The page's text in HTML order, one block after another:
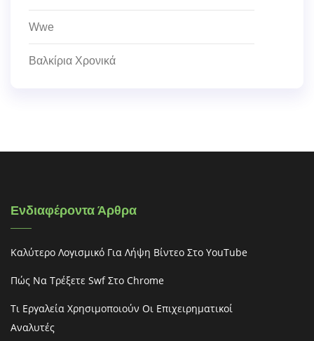
Wwe
Βαλκίρια Χρονικά
Ενδιαφέροντα Άρθρα
Καλύτερο Λογισμικό Για Λήψη Βίντεο Στο YouTube
Πώς Να Τρέξετε Swf Στο Chrome
Τι Εργαλεία Χρησιμοποιούν Οι Επιχειρηματικοί
Αναλυτές